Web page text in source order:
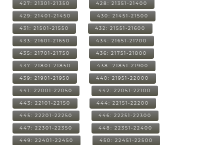
427: 21301-21350 428: 21351-21400
429: 21401-21450 430: 21451-21500
431: 21501-21550 432: 21551-21600
433: 21601-21650 434: 21651-21700
435: 21701-21750 436: 21751-21800
437: 21801-21850 438: 21851-21900
439: 21901-21950 440: 21951-22000
441: 22001-22050 442: 22051-22100
443: 22101-22150 444: 22151-22200
445: 22201-22250 446: 22251-22300
447: 22301-22350 448: 22351-22400
449: 22401-22450 450: 22451-22500